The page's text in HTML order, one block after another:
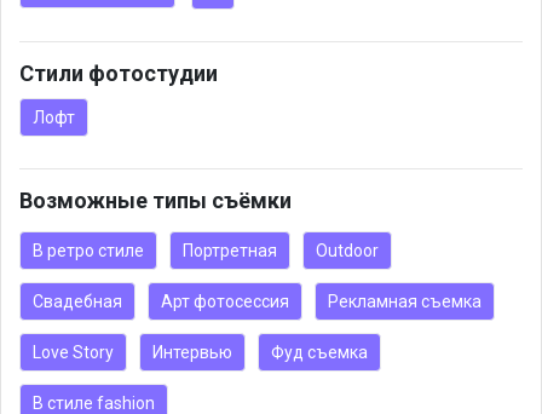
Стили фотостудии
Лофт
Возможные типы съёмки
В ретро стиле Портретная Outdoor
Свадебная Арт фотосессия Рекламная съемка
Love Story Интервью Фуд съемка
В стиле fashion